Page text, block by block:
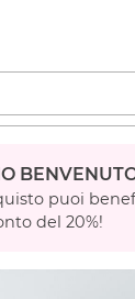
puoi
del 20%!